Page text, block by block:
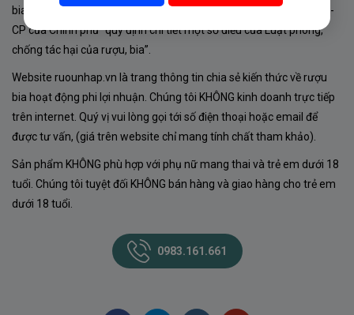
bia theo hình thức thương mại điện tử”; Nghị định số 24/2020/NĐ-
CP của Chính phủ “quy định chi tiết một số điều của Luật phòng,
chống tác hại của rượu, bia”.
Website ruounhap.vn là trang thông tin chia sẻ kiến thức về rượu
bia hoạt động phi lợi nhuận. Chúng tôi KHÔNG kinh doanh trực tiếp
trên internet. Quý vị vui lòng gọi tới số điện thoại hoặc email để
được tư vấn, (giá trên website chỉ mang tính chất tham khảo).
Sản phẩm KHÔNG phù hợp với phụ nữ mang thai và trẻ em dưới 18
tuổi. Chúng tôi tuyệt đối KHÔNG bán hàng và giao hàng cho trẻ em
dưới 18 tuổi.
0983.161.661